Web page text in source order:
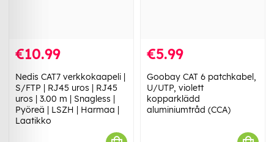
€10.99
Nedis CAT7 verkkokaapeli |
S/FTP | RJ45 uros | RJ45
uros | 3.00 m | Snagless |
Pyöreä | LSZH | Harmaa |
Laatikko
€5.99
Goobay CAT 6 patchkabel,
U/UTP, violett
kopparklädd
aluminiumtråd (CCA)